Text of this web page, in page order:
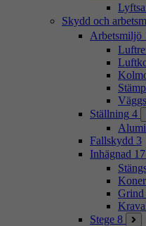
Skydd och
Arbetsmiljö
Stämp
Ställning 4
Fallskydd 3
Inhägnad 17
Koner
Grind
Stege 8